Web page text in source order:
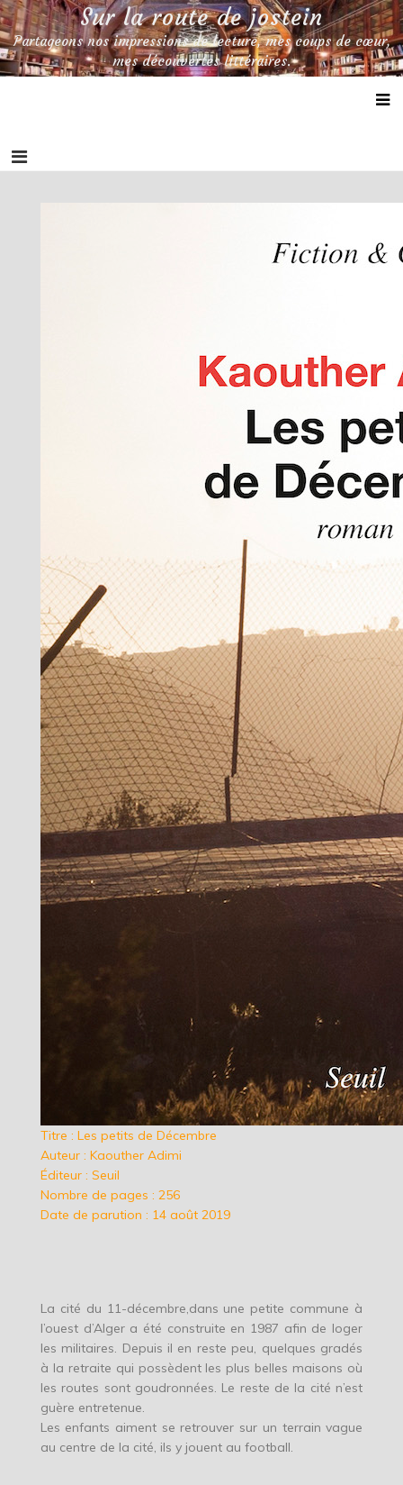
Skip
to
content
Sur la route de jostein
Partageons nos impressions de lecture, mes coups de cœur,
mes découvertes littéraires.
Titre : Les petits de Décembre
Auteur : Kaouther Adimi
Éditeur : Seuil
Nombre de pages : 256
Date de parution : 14 août 2019
La cité du 11-décembre,dans une petite commune à
l’ouest d’Alger a été construite en 1987 afin de loger
les militaires. Depuis il en reste peu, quelques gradés
à la retraite qui possèdent les plus belles maisons où
les routes sont goudronnées. Le reste de la cité n’est
guère entretenue.
Les enfants aiment se retrouver sur un terrain vague
au centre de la cité, ils y jouent au football.